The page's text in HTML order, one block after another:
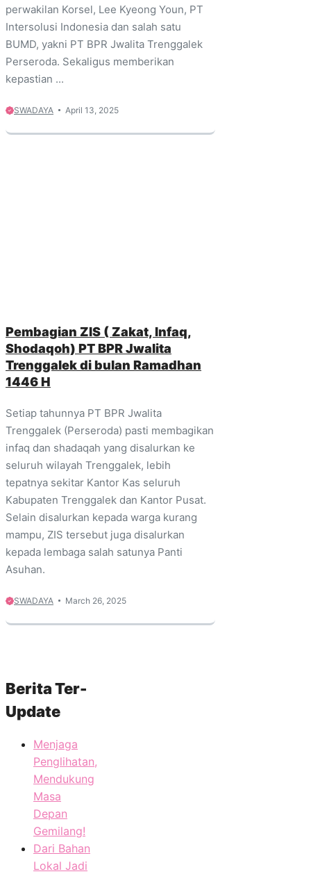
perwakilan Korsel, Lee Kyeong Youn, PT
Intersolusi Indonesia dan salah satu
BUMD, yakni PT BPR Jwalita Trenggalek
Perseroda. Sekaligus memberikan
kepastian ...
SWADAYA April 13, 2025
Pembagian ZIS ( Zakat, Infaq,
Shodaqoh) PT BPR Jwalita
Trenggalek di bulan Ramadhan
1446 H
Setiap tahunnya PT BPR Jwalita
Trenggalek (Perseroda) pasti membagikan
infaq dan shadaqah yang disalurkan ke
seluruh wilayah Trenggalek, lebih
tepatnya sekitar Kantor Kas seluruh
Kabupaten Trenggalek dan Kantor Pusat.
Selain disalurkan kepada warga kurang
mampu, ZIS tersebut juga disalurkan
kepada lembaga salah satunya Panti
Asuhan.
SWADAYA March 26, 2025
Berita Ter-
Update
Menjaga
Penglihatan,
Mendukung
Masa
Depan
Gemilang!
Dari Bahan
Lokal Jadi